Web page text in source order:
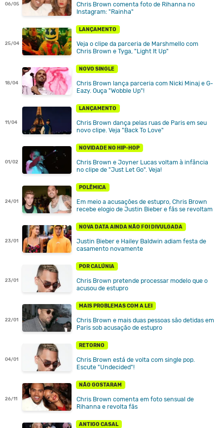
06/05
Chris Brown comenta foto de Rihanna no
Instagram: "Rainha"
25/04
LANÇAMENTO
Veja o clipe da parceria de Marshmello com
Chris Brown e Tyga, "Light It Up"
18/04
NOVO SINGLE
Chris Brown lança parceria com Nicki Minaj e G-
Eazy. Ouça "Wobble Up"!
11/04
LANÇAMENTO
Chris Brown dança pelas ruas de Paris em seu
novo clipe. Veja "Back To Love"
01/02
NOVIDADE NO HIP-HOP
Chris Brown e Joyner Lucas voltam à infância
no clipe de "Just Let Go". Veja!
24/01
POLÊMICA
Em meio a acusações de estupro, Chris Brown
recebe elogio de Justin Bieber e fãs se revoltam
23/01
NOVA DATA AINDA NÃO FOI DIVULGADA
Justin Bieber e Hailey Baldwin adiam festa de
casamento novamente
23/01
POR CALÚNIA
Chris Brown pretende processar modelo que o
acusou de estupro
22/01
MAIS PROBLEMAS COM A LEI
Chris Brown e mais duas pessoas são detidas em
Paris sob acusação de estupro
04/01
RETORNO
Chris Brown está de volta com single pop.
Escute "Undecided"!
26/11
NÃO GOSTARAM
Chris Brown comenta em foto sensual de
Rihanna e revolta fãs
ANTIGO CASAL